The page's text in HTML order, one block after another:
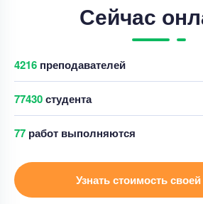
Сейчас
4225 преподавателей
77435студента
89 работ выполняются
Узнать стоимость
13000 ₽
Цена3500 ₽
Отредактировать курсовую
Уникальность 60%
Срок выполнения2 дней